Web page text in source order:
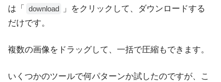
は「
download
」をクリックして、ダウンロードする
だけです。
複数の画像をドラッグして、一括で圧縮もできます。
いくつかのツールで何パターンか試したのですが、こ